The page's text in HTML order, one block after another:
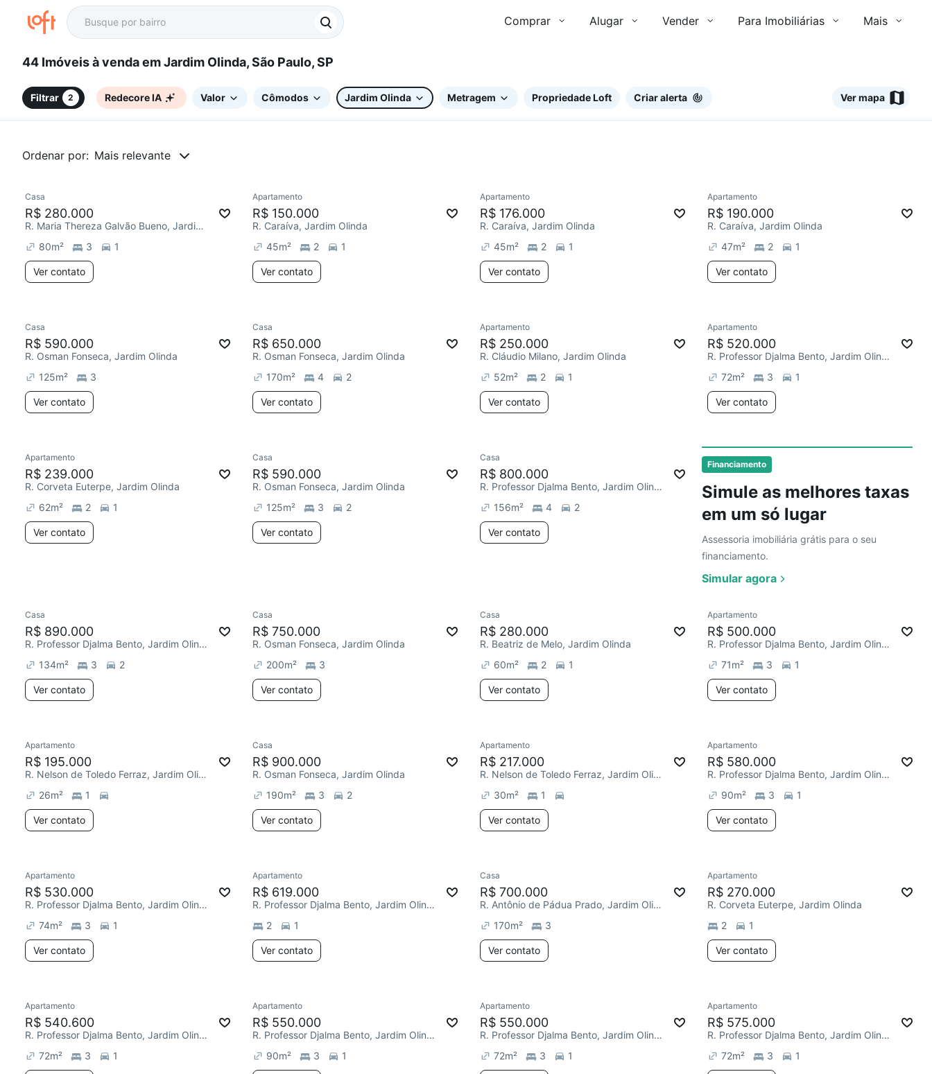
Comprar Alugar Vender Para Imobiliárias Mais
44 Imóveis à venda em Jardim Olinda, São Paulo, SP
Filtrar 2 Redecore IA Valor Cômodos Jardim Olinda Metragem Propriedade Loft Criar alerta Ver mapa
Ordenar por: Mais relevante
Financiamento
Simule as melhores taxas
em um só lugar
Assessoria imobiliária grátis para o seu
financiamento.
Simular agora
Casa
R$ 280.000
R. Maria Thereza Galvão Bueno, Jardim Olinda
80m² 3 1
Ver contato
Redecorar
Apartamento
R$ 150.000
R. Caraíva, Jardim Olinda
45m² 2 1
Ver contato
Redecorar
Apartamento
R$ 176.000
R. Caraíva, Jardim Olinda
45m² 2 1
Ver contato
Redecorar
Apartamento
R$ 190.000
R. Caraíva, Jardim Olinda
47m² 2 1
Ver contato
Casa
R$ 590.000
R. Osman Fonseca, Jardim Olinda
125m² 3
Ver contato
Casa
R$ 650.000
R. Osman Fonseca, Jardim Olinda
170m² 4 2
Ver contato
Redecorar
Apartamento
R$ 250.000
R. Cláudio Milano, Jardim Olinda
52m² 2 1
Ver contato
Redecorar
Apartamento
R$ 520.000
R. Professor Djalma Bento, Jardim Olinda
72m² 3 1
Ver contato
Chegou há 7 dias
Ver
Apartamento
R$ 239.000
R. Corveta Euterpe, Jardim Olinda
62m² 2 1
Ver contato
Casa
R$ 590.000
R. Osman Fonseca, Jardim Olinda
125m² 3 2
Ver contato
Casa
R$ 800.000
R. Professor Djalma Bento, Jardim Olinda
156m² 4 2
Ver contato
Casa
R$ 890.000
R. Professor Djalma Bento, Jardim Olinda
134m² 3 2
Ver contato
Casa
R$ 750.000
R. Osman Fonseca, Jardim Olinda
200m² 3
Ver contato
Casa
R$ 280.000
R. Beatriz de Melo, Jardim Olinda
60m² 2 1
Ver contato
Apartamento
R$ 500.000
R. Professor Djalma Bento, Jardim Olinda
71m² 3 1
Ver contato
Apartamento
R$ 195.000
R. Nelson de Toledo Ferraz, Jardim Olinda
26m² 1
Ver contato
Casa
R$ 900.000
R. Osman Fonseca, Jardim Olinda
190m² 3 2
Ver contato
Apartamento
R$ 217.000
R. Nelson de Toledo Ferraz, Jardim Olinda
30m² 1
Ver contato
Apartamento
R$ 580.000
R. Professor Djalma Bento, Jardim Olinda
90m² 3 1
Ver contato
Apartamento
R$ 530.000
R. Professor Djalma Bento, Jardim Olinda
74m² 3 1
Ver contato
Apartamento
R$ 619.000
R. Professor Djalma Bento, Jardim Olinda
2
1
Ver contato
Casa
R$ 700.000
R. Antônio de Pádua Prado, Jardim Olinda
170m² 3
Ver contato
Apartamento
R$ 270.000
R. Corveta Euterpe, Jardim Olinda
2
1
Ver contato
Apartamento
R$ 540.600
R. Professor Djalma Bento, Jardim Olinda
72m² 3 1
Apartamento
R$ 550.000
R. Professor Djalma Bento, Jardim Olinda
90m² 3 1
Apartamento
R$ 550.000
R. Professor Djalma Bento, Jardim Olinda
72m² 3 1
Apartamento
R$ 575.000
R. Professor Djalma Bento, Jardim Olinda
72m² 3 1